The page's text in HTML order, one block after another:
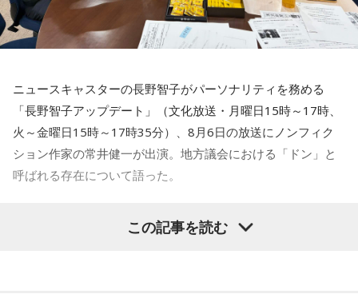
りも発言力がある人です」
長野「はい」
常井「中には、かつての野中広務さんや森山𥙿さんのように
50を過ぎてから国政に進んだドンもいる。ではどういった状
況がそろうとドンが生まれるか。第1の条件は、圧倒的な他薦
です。藏内さんって県議10期。40年近く県議会にいるわけで
す」
ニュースキャスターの長野智子がパーソナリティを務める
「長野智子アップデート」（文化放送・月曜日15時～17時、
火～金曜日15時～17時35分）、8月6日の放送にノンフィク
ション作家の常井健一が出演。地方議会における「ドン」と
呼ばれる存在について語った。
鈴木敏夫（文化放送解説委員）
「福岡県議会で浮上した、議
長ポストをめぐる現金授受疑惑です。その渦中にいる藏内勇
この記事を読む